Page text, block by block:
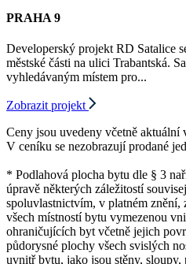
PRAHA 9
Developerský projekt RD Satalice
městské části na ulici Trabantská.
vyhledávaným místem pro...
Zobrazit projekt
Ceny jsou uvedeny včetně aktuální
V ceníku se nezobrazují prodané
* Podlahová plocha bytu dle § 3
úpravě některých záležitostí
spoluvlastnictvím, v platném znění,
všech místností bytu vymezenou
ohraničujících byt včetně jejich
půdorysné plochy všech svislých
uvnitř bytu, jako jsou stěny,